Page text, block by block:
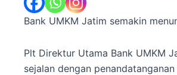
Bank UMKM Jatim semakin
Plt Direktur Utama Bank UMKM
sejalan dengan